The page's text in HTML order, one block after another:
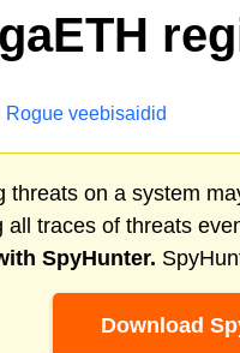
Rogue veebisaidid
threats on a system
all traces of threats
SpyHunter.
Download